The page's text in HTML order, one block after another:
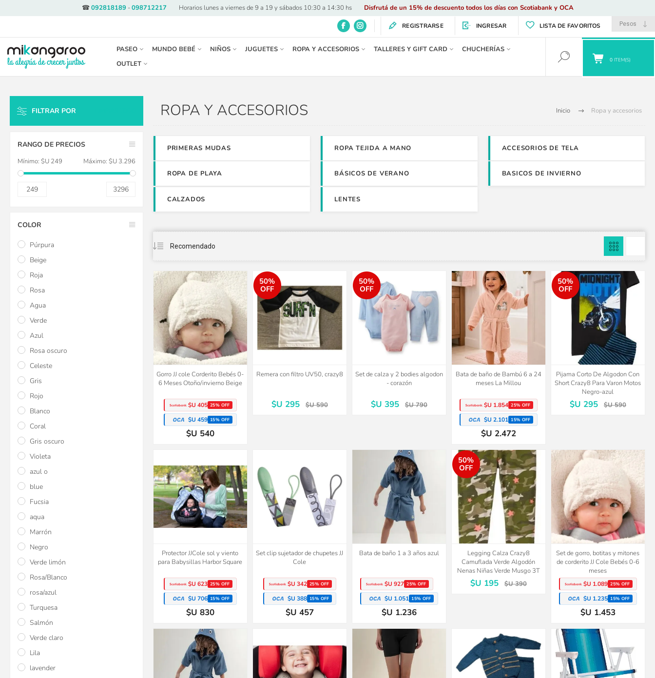
☎092818189-098712217 Horarios lunes a viernes de 9 a 19 y sábados 10:30 a 14:30 hs Disfrutá de un 15% de descuento todos los días con Scotiabank y OCA
REGISTRARSE INGRESAR LISTA DE FAVORITOS
PASEO MUNDO BEBÉ NIÑOS JUGUETES ROPA Y ACCESORIOS TALLERES Y GIFT CARD
CHUCHERÍAS
OUTLET
0 ITEM(S)
Inicio Ropa y accesorios
ROPA Y ACCESORIOS
PRIMERAS MUDAS ROPA TEJIDA A MANO ACCESORIOS DE TELA
ROPA DE PLAYA BÁSICOS DE VERANO BASICOS DE INVIERNO
CALZADOS LENTES
Gorro JJ cole Corderito Bebés 0-
6 Meses Otoño/invierno Beige
$U 405 25% OFF
$U 459 15% OFF
$U 540
50%
OFF
Remera con filtro UV50, crazy8
$U 295 $U 590
50%
OFF
Set de calza y 2 bodies algodon
- corazón
$U 395 $U 790
Bata de baño de Bambú 6 a 24
meses La Millou
$U 1.854 25% OFF
$U 2.101 15% OFF
$U 2.472
50%
OFF
Pijama Corto De Algodon Con
Short Crazy8 Para Varon Motos
Negro-azul
$U 295 $U 590
Protector JJCole sol y viento
para Babysillas Harbor Square
$U 623 25% OFF
$U 706 15% OFF
$U 830
Set clip sujetador de chupetes JJ
Cole
$U 342 25% OFF
$U 388 15% OFF
$U 457
Bata de baño 1 a 3 años azul
$U 927 25% OFF
$U 1.051 15% OFF
$U 1.236
50%
OFF
Legging Calza Crazy8
Camuflada Verde Algodón
Nenas Niñas Verde Musgo 3T
$U 195 $U 390
Set de gorro, botitas y mitones
de corderito JJ Cole Bebés 0-6
meses
$U 1.089 25% OFF
$U 1.235 15% OFF
$U 1.453
FILTRAR POR
RANGO DE PRECIOS
Mínimo: $U 249 Máximo: $U 3.296
249 3296
COLOR
Púrpura
Beige
Roja
Rosa
Agua
Verde
Azul
Rosa oscuro
Celeste
Gris
Rojo
Blanco
Coral
Gris oscuro
Violeta
azul o
blue
Fucsia
aqua
Marrón
Negro
Verde limón
Rosa/Blanco
rosa/azul
Turquesa
Salmón
Verde claro
Lila
lavender